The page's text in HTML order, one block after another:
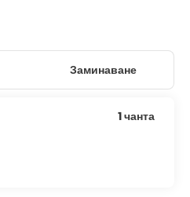
Заминаване
1 чанта